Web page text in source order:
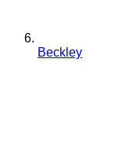
Beckley